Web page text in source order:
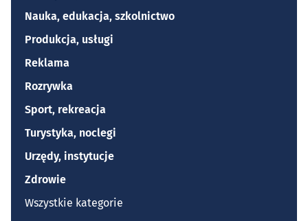
Nauka, edukacja, szkolnictwo
Produkcja, usługi
Reklama
Rozrywka
Sport, rekreacja
Turystyka, noclegi
Urzędy, instytucje
Zdrowie
Wszystkie kategorie